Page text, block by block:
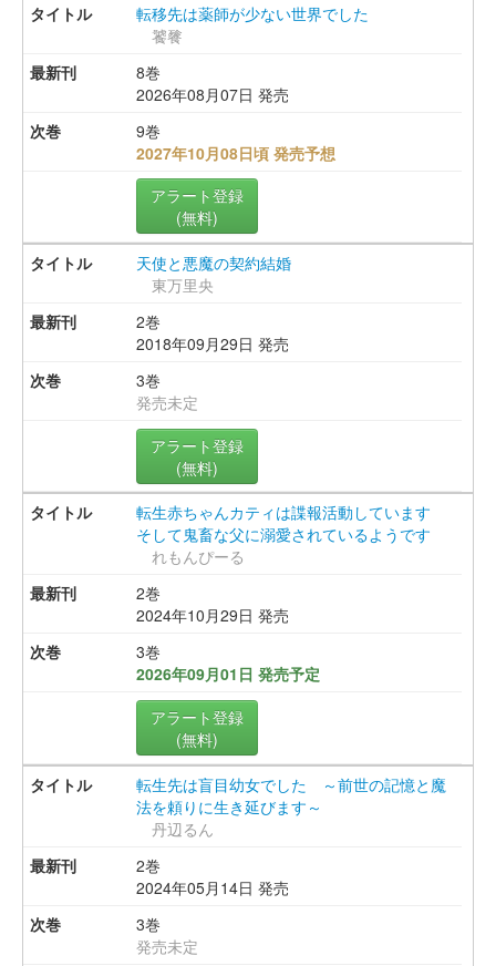
転移先は薬師が少ない世界でした
饕餮
8巻
2026年08月07日 発売
9巻
2027年10月08日頃 発売予想
アラート登録
(無料)
天使と悪魔の契約結婚
東万里央
2巻
2018年09月29日 発売
3巻
発売未定
アラート登録
(無料)
転生赤ちゃんカティは諜報活動しています
そして鬼畜な父に溺愛されているようです
れもんぴーる
2巻
2024年10月29日 発売
3巻
2026年09月01日 発売予定
アラート登録
(無料)
転生先は盲目幼女でした ～前世の記憶と魔
法を頼りに生き延びます～
丹辺るん
2巻
2024年05月14日 発売
3巻
発売未定